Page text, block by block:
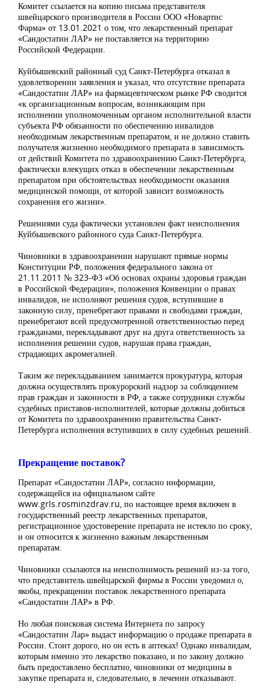
Комитет ссылается на копию письма представителя
швейцарского производителя в России ООО «Новартис
Фарма» от 13.01.2021 о том, что лекарственный препарат
«Сандостатин ЛАР» не поставляется на территорию
Российской Федерации.
Куйбышевский районный суд Санкт-Петербурга отказал в
удовлетворении заявления и указал, что отсутствие препарата
«Сандостатин ЛАР» на фармацевтическом рынке РФ сводится
«к организационным вопросам, возникающим при
исполнении уполномоченным органом исполнительной власти
субъекта РФ обязанности по обеспечению инвалидов
необходимым лекарственным препаратом, и не должно ставить
получателя жизненно необходимого препарата в зависимость
от действий Комитета по здравоохранению Санкт-Петербурга,
фактически влекущих отказ в обеспечении лекарственным
препаратом при обстоятельствах необходимости оказания
медицинской помощи, от которой зависит возможность
сохранения его жизни».
Решениями суда фактически установлен факт неисполнения
Куйбышевского районного суда Санкт-Петербурга.
Чиновники в здравоохранении нарушают прямые нормы
Конституции РФ, положения федерального закона от
21.11.2011 № 323-ФЗ «Об основах охраны здоровья граждан
в Российской Федерации», положения Конвенции о правах
инвалидов, не исполняют решения судов, вступившие в
законную силу, пренебрегают правами и свободами граждан,
пренебрегают всей предусмотренной ответственностью перед
гражданами, перекладывают друг на друга ответственность за
исполнения решении судов, нарушая права граждан,
страдающих акромегалией.
Таким же перекладыванием занимается прокуратура, которая
должна осуществлять прокурорский надзор за соблюдением
прав граждан и законности в РФ, а также сотрудники службы
судебных приставов-исполнителей, которые должны добиться
от Комитета по здравоохранению правительства Санкт-
Петербурга исполнения вступивших в силу судебных решений.
Прекращение поставок?
Препарат «Сандостатин ЛАР», согласно информации,
содержащейся на официальном сайте
www.grls.rosminzdrav.ru, по настоящее время включен в
государственный реестр лекарственных препаратов,
регистрационное удостоверение препарата не истекло по сроку,
и он относится к жизненно важным лекарственным
препаратам.
Чиновники ссылаются на неисполнимость решений из-за того,
что представитель швейцарской фирмы в России уведомил о,
якобы, прекращении поставок лекарственного препарата
«Сандостатин ЛАР» в РФ.
Но любая поисковая система Интернета по запросу
«Сандостатин Лар» выдаст информацию о продаже препарата в
России. Стоит дорого, но он есть в аптеках! Однако инвалидам,
которым именно это лекарство показано, и по закону должно
быть предоставлено бесплатно, чиновники от медицины в
закупке препарата и, следовательно, в лечении отказывают.